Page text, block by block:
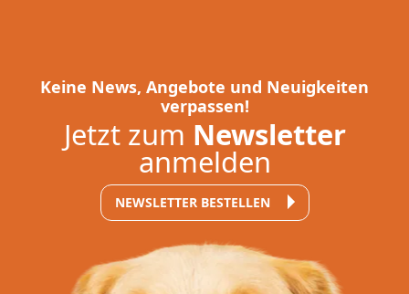
Keine News, Angebote und Neuigkeiten
verpassen!
Jetzt zum Newsletter
anmelden
NEWSLETTER BESTELLEN